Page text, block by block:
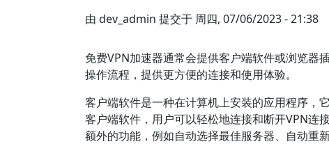
由 dev_admin 提交于 周四, 07/06/2023 - 21:38
免费VPN加速器通常会提供客户端软件或浏览器
操作流程，提供更方便的连接和使用体验。
客户端软件是一种在计算机上安装的应用程序，
客户端软件，用户可以轻松地连接和断开VPN连
额外的功能，例如自动选择最佳服务器、自动重